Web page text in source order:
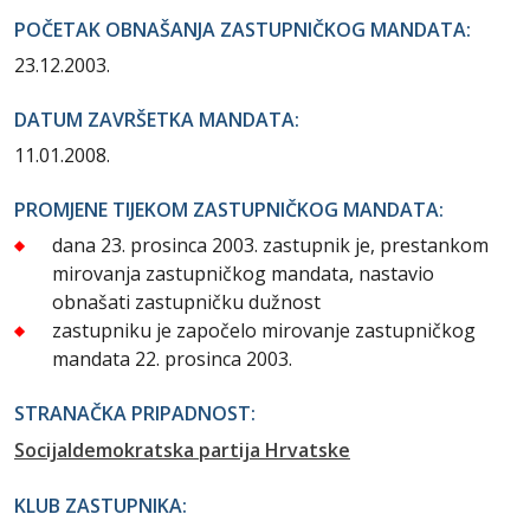
POČETAK OBNAŠANJA ZASTUPNIČKOG MANDATA:
23.12.2003.
DATUM ZAVRŠETKA MANDATA:
11.01.2008.
PROMJENE TIJEKOM ZASTUPNIČKOG MANDATA:
dana 23. prosinca 2003. zastupnik je, prestankom
mirovanja zastupničkog mandata, nastavio
obnašati zastupničku dužnost
zastupniku je započelo mirovanje zastupničkog
mandata 22. prosinca 2003.
STRANAČKA PRIPADNOST:
Socijaldemokratska partija Hrvatske
KLUB ZASTUPNIKA: